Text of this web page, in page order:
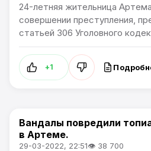
24-летняя жительница
совершении преступления,
статьей 306 Уголовного
+1
Происшествия
Вандалы повредили
в Артеме.
29-03-2022, 22:51👁 38 700